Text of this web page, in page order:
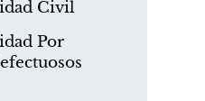
Civil
Por